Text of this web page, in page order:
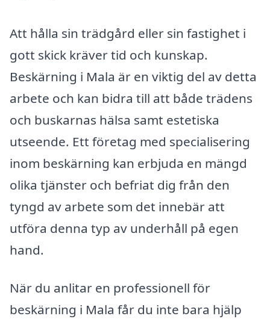
Att hålla sin trädgård eller sin fastighet i
gott skick kräver tid och kunskap.
Beskärning i Mala är en viktig del av detta
arbete och kan bidra till att både trädens
och buskarnas hälsa samt estetiska
utseende. Ett företag med specialisering
inom beskärning kan erbjuda en mängd
olika tjänster och befriat dig från den
tyngd av arbete som det innebär att
utföra denna typ av underhåll på egen
hand.
När du anlitar en professionell för
beskärning i Mala får du inte bara hjälp